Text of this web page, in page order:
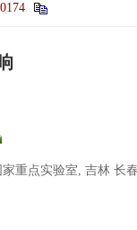
重点实验室, 吉林 长